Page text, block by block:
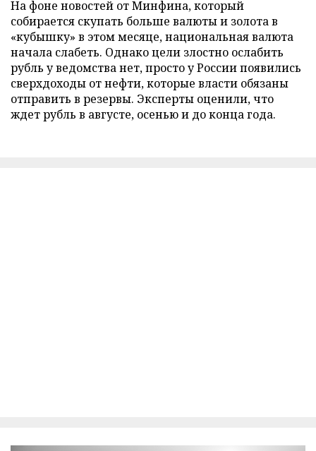
На фоне новостей от Минфина, который
собирается скупать больше валюты и золота в
«кубышку» в этом месяце, национальная валюта
начала слабеть. Однако цели злостно ослабить
рубль у ведомства нет, просто у России появились
сверхдоходы от нефти, которые власти обязаны
отправить в резервы. Эксперты оценили, что
ждет рубль в августе, осенью и до конца года.